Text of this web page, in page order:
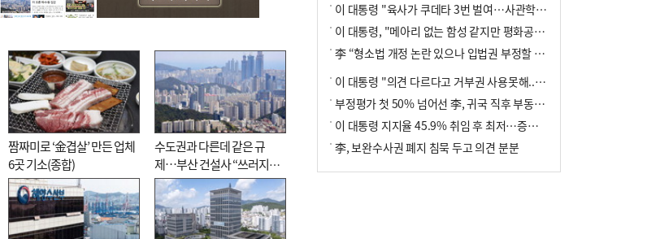
짬짜미로 ‘金겹살’ 만든 업체
6곳 기소(종합)
수도권과 다른데 같은 규
제…부산 건설사 “쓰러지기
직전”
이 대통령 "육사가 쿠데타 3번 벌여…사관학교 통합 신속히 추진"
이 대통령, "메아리 없는 함성 같지만 평화공존책 계속해야"
李 “형소법 개정 논란 있으나 입법권 부정할 만큼은 아냐”(종합)
이 대통령 "의견 다르다고 거부권 사용못해.. 입법권 부정할 상황이라 보기 어려워"
부정평가 첫 50% 넘어선 李, 귀국 직후 부동산·증시 점검(종합)
이 대통령 지지율 45.9% 취임 후 최저…증시 폭락·연임 개헌 논란 영향
李, 보완수사권 폐지 침묵 두고 의견 분분